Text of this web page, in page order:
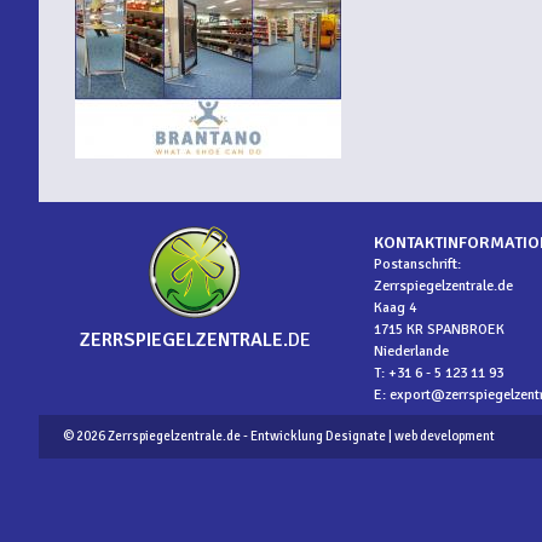
ZERRSPIEGELZENTRALE.DE
Postanschrift:
Zerrspiegelzentrale.de
Kaag 4
1715 KR SPANBROEK
Niederlande
T: +31 6 - 5 123 11 93
E:
© 2026 Zerrspiegelzentrale.de - EntwicklungDesignate | web development